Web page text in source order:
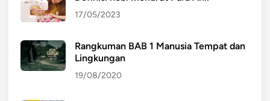
17/05/2023
Rangkuman BAB 1 Manusia Tempat dan
Lingkungan
19/08/2020